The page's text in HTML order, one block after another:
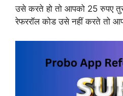
उसे करते हो तो आपको 25 रुपए
रेफररॉल कोड उसे नहीं करते तो